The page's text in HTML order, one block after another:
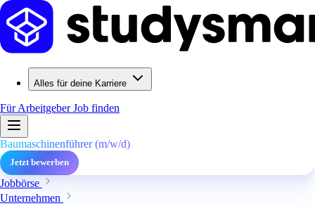
Alles für deine Karriere
Für ArbeitgeberJob finden
Baumaschinenführer (m/w/d)
Jetzt bewerben
Jobbörse
Unternehmen